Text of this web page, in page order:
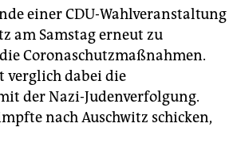
einer CDU-Wahlveranstaltung
am Samstag erneut zu
Coronaschutzmaßnahmen.
verglich dabei die
der Nazi-Judenverfolgung.
nach Auschwitz schicken,